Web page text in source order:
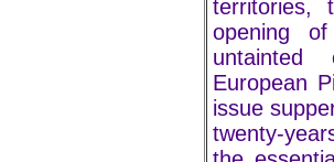
territories,
opening
untainted
European
issue
twenty-